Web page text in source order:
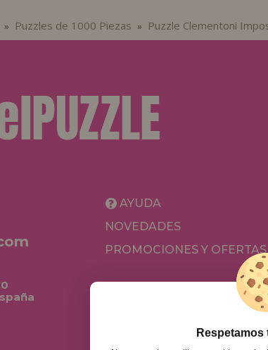
» Puzzles de 1000 Piezas » Puzzle Clementoni
AYUDA
NOVEDADES
PROMOCIONES Y OFERTAS
Respetamos